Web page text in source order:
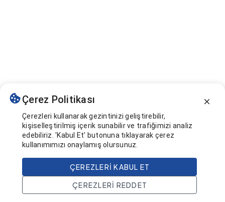
Çerez Politikası
Çerezleri kullanarak gezintinizi geliştirebilir,
kişiselleştirilmiş içerik sunabilir ve trafiğimizi analiz
edebiliriz. 'Kabul Et' butonuna tıklayarak çerez
kullanımımızı onaylamış olursunuz.
ÇEREZLERI KABUL ET
ÇEREZLERI REDDET